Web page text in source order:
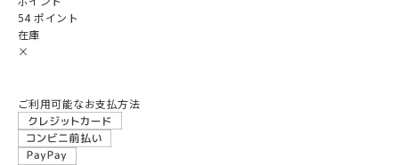
54 ポイント
在庫
×
ご利用可能なお支払方法